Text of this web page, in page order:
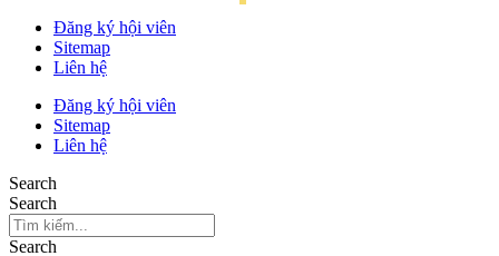
Đăng ký hội viên
Sitemap
Liên hệ
Đăng ký hội viên
Sitemap
Liên hệ
Search
Search
Search